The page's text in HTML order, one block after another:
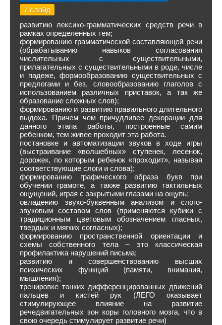
7 слайд
развитию лексико-грамматических средств речи в
рамках определенных тем;
формированию грамматической составляющей речи
(обрабатыванию навыков согласования
числительных с существительными,
прилагательных с существительными в роде, числе
и падеже, формообразованию существительных с
предлогами и без, словообразованию глаголов с
использованием различных приставок, а так же
образование сложных слов);
формированию и развитию правильного длительного
выдоха. Причем чем причудливее декорации для
данного этапа работы, построенные самим
ребенком, тем живее проходит эта работа.
постановке и автоматизации звуков в ходе игры
(выстраивание «волшебных» ступенек, лесенок,
дорожек, по которым ребенок «проходит», называя
соответствующие слоги и слова);
формированию графического образа букв при
обучении грамоте, а также развитию тактильных
ощущений, играя с закрытыми глазами на ощупь;
овладению звуко-буквенным анализом и слого-
звуковым составом слов (применяются кубики с
традиционным цветовым обозначением гласных,
твердых и мягких согласных);
формированию пространственной ориентации и
схемы собственного тела – это классическая
профилактика нарушений письма;
развитию и совершенствованию высших
психических функций (памяти, внимания,
мышления);
тренировке тонких дифференцированных движений
пальцев и кистей рук (ЛЕГО оказывает
стимулирующее влияние на развитие
речедвигательных зон коры головного мозга, что в
свою очередь стимулирует развитие речи)